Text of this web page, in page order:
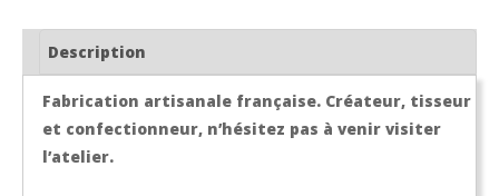
Description
Fabrication artisanale française. Créateur, tisseur
et confectionneur, n’hésitez pas à venir visiter
l’atelier.